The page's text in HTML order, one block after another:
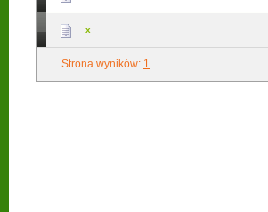
x
Strona wyników: 1